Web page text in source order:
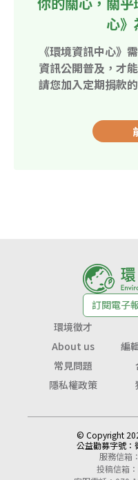
心
《環境資訊中心》
資訊公開普及，才
請您加入定期捐款
訂閱電子
環境徵才
About us
編
常見問題
隱私權政策
© Copyright
公益勸募字號：
服務信箱：
投稿信箱：